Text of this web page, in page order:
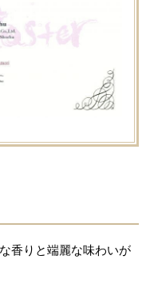
香りと端麗な味わいが